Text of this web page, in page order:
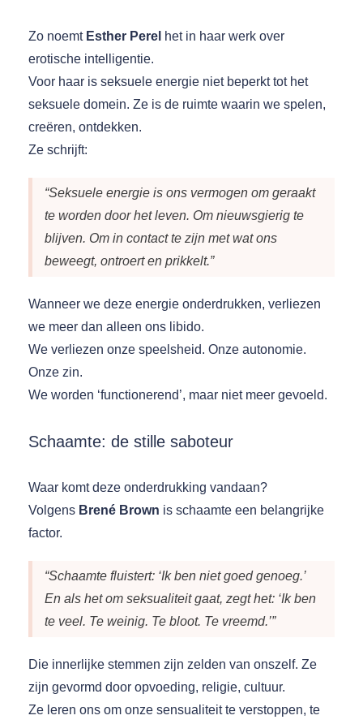
Zo noemt Esther Perel het in haar werk over
erotische intelligentie.
Voor haar is seksuele energie niet beperkt tot het
seksuele domein. Ze is de ruimte waarin we spelen,
creëren, ontdekken.
Ze schrijft:
“Seksuele energie is ons vermogen om geraakt
te worden door het leven. Om nieuwsgierig te
blijven. Om in contact te zijn met wat ons
beweegt, ontroert en prikkelt.”
Wanneer we deze energie onderdrukken, verliezen
we meer dan alleen ons libido.
We verliezen onze speelsheid. Onze autonomie.
Onze zin.
We worden ‘functionerend’, maar niet meer gevoeld.
Schaamte: de stille saboteur
Waar komt deze onderdrukking vandaan?
Volgens Brené Brown is schaamte een belangrijke
factor.
“Schaamte fluistert: ‘Ik ben niet goed genoeg.’
En als het om seksualiteit gaat, zegt het: ‘Ik ben
te veel. Te weinig. Te bloot. Te vreemd.’”
Die innerlijke stemmen zijn zelden van onszelf. Ze
zijn gevormd door opvoeding, religie, cultuur.
Ze leren ons om onze sensualiteit te verstoppen, te